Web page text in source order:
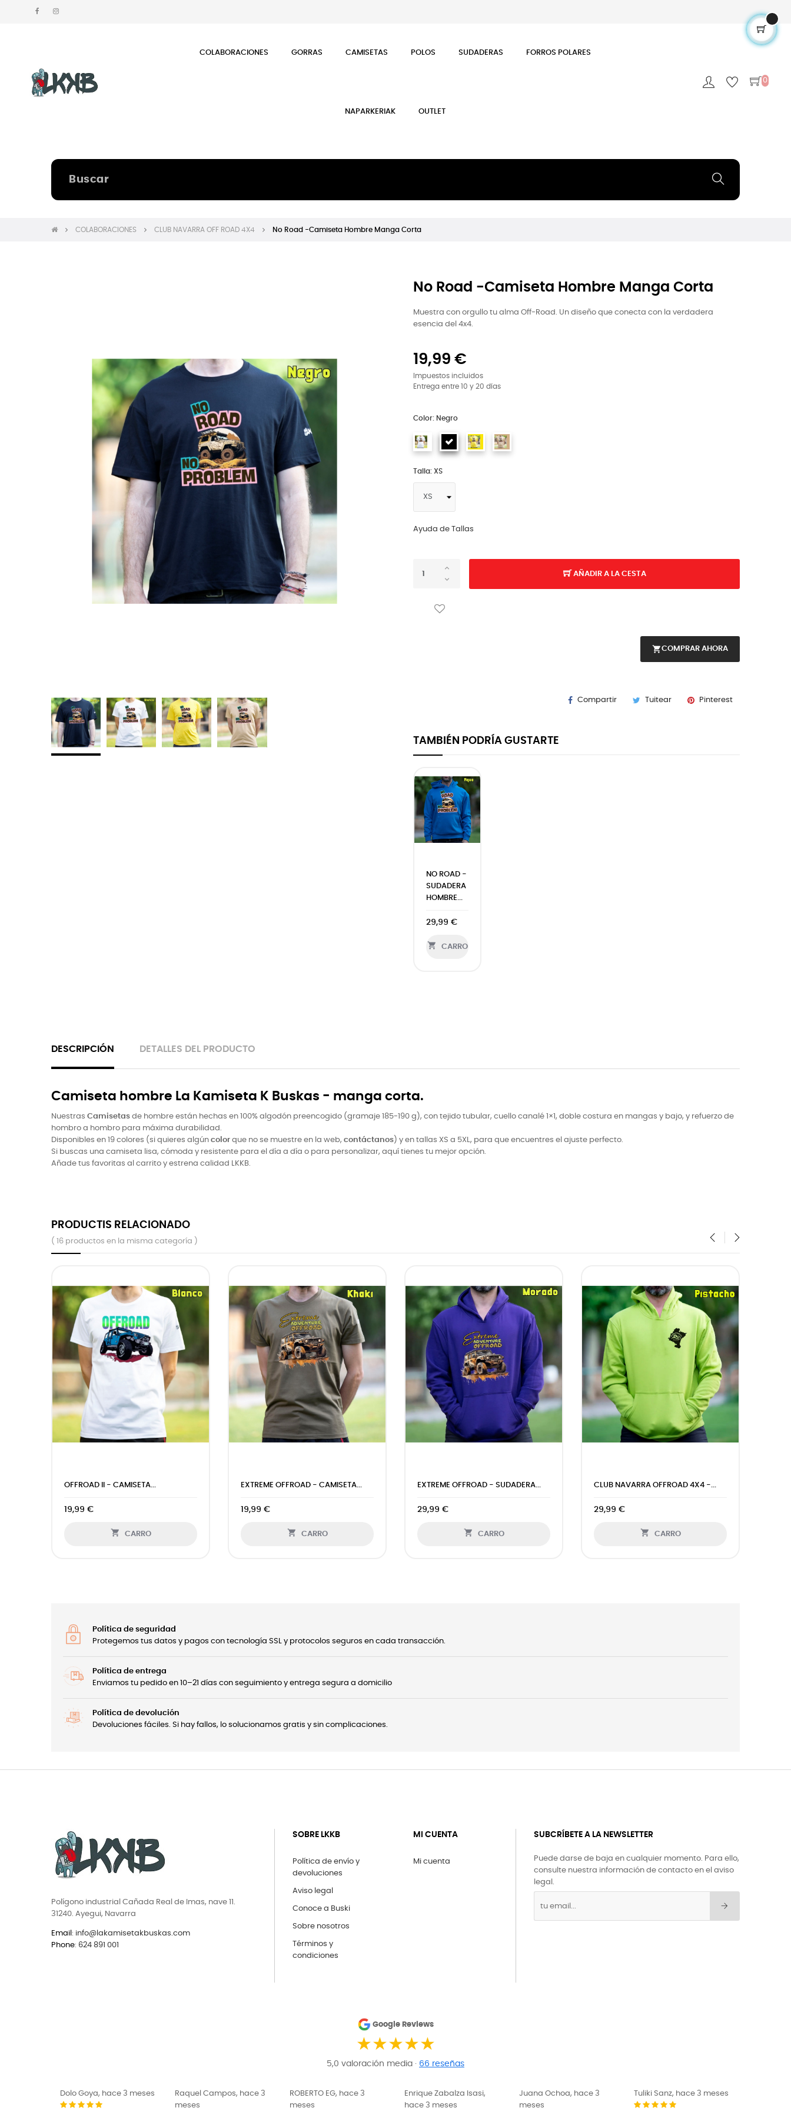
COLABORACIONES GORRAS CAMISETAS POLOS SUDADERAS FORROS POLARES
NAPARKERIAK OUTLET
0
COLABORACIONES CLUB NAVARRA OFF ROAD 4X4 No Road -Camiseta Hombre Manga Corta
No Road -Camiseta Hombre Manga Corta
Muestra con orgullo tu alma Off-Road. Un diseño que conecta con la verdadera
esencia del 4x4.
19,99 €
Impuestos incluidos
Entrega entre 10 y 20 días
Color: Negro
Talla: XS
Ayuda de Tallas
AÑADIR A LA CESTA
shopping_cartCOMPRAR AHORA
Compartir Tuitear Pinterest
TAMBIÉN PODRÍA GUSTARTE
NO ROAD -
SUDADERA
HOMBRE...
29,99 €
 CARRO
DESCRIPCIÓN DETALLES DEL PRODUCTO
Camiseta hombre La Kamiseta K Buskas - manga corta.
Nuestras Camisetas de hombre están hechas en 100% algodón preencogido (gramaje 185-190 g), con tejido tubular, cuello canalé 1×1, doble costura en mangas y bajo, y refuerzo de
hombro a hombro para máxima durabilidad.
Disponibles en 19 colores (si quieres algún color que no se muestre en la web, contáctanos) y en tallas XS a 5XL, para que encuentres el ajuste perfecto.
Si buscas una camiseta lisa, cómoda y resistente para el dí­a a dí­a o para personalizar, aquí­ tienes tu mejor opción.
Añade tus favoritas al carrito y estrena calidad LKKB.
PRODUCTIS RELACIONADO
( 16 productos en la misma categoría )
EXTREME OFFROAD - CAMISETA...
19,99 €
 CARRO
EXTREME OFFROAD - SUDADERA...
29,99 €
 CARRO
CLUB NAVARRA OFFROAD 4X4 -...
29,99 €
 CARRO
OFFROAD -SUDADERA HOMBRE...
29,99 €
 CARRO
Política de seguridad
Protegemos tus datos y pagos con tecnología SSL y protocolos seguros en cada transacción.
Política de entrega
Enviamos tu pedido en 10–21 días con seguimiento y entrega segura a domicilio
Política de devolución
Devoluciones fáciles. Si hay fallos, lo solucionamos gratis y sin complicaciones.
Polígono industrial Cañada Real de Imas, nave 11.
31240. Ayegui, Navarra
Email : info@lakamisetakbuskas.com
Phone: 624 891 001
SOBRE LKKB
Política de envío y
devoluciones
Aviso legal
Conoce a Buski
Sobre nosotros
Términos y
condiciones
MI CUENTA
Mi cuenta
SUBCRÍBETE A LA NEWSLETTER
Puede darse de baja en cualquier momento. Para ello,
consulte nuestra información de contacto en el aviso
legal.
Google Reviews
★★★★★
5,0 valoración media · 66 reseñas
Dolo Goya, hace 3 meses
Raquel Campos, hace 3
meses
ROBERTO EG, hace 3
meses
Enrique Zabalza Isasi,
hace 3 meses
Juana Ochoa, hace 3
meses
Tuliki Sanz, hace 3 meses